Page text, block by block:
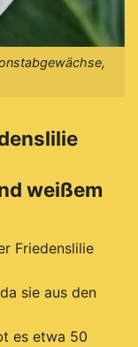
weißem
Friedenslilie
sie aus den
es etwa 50